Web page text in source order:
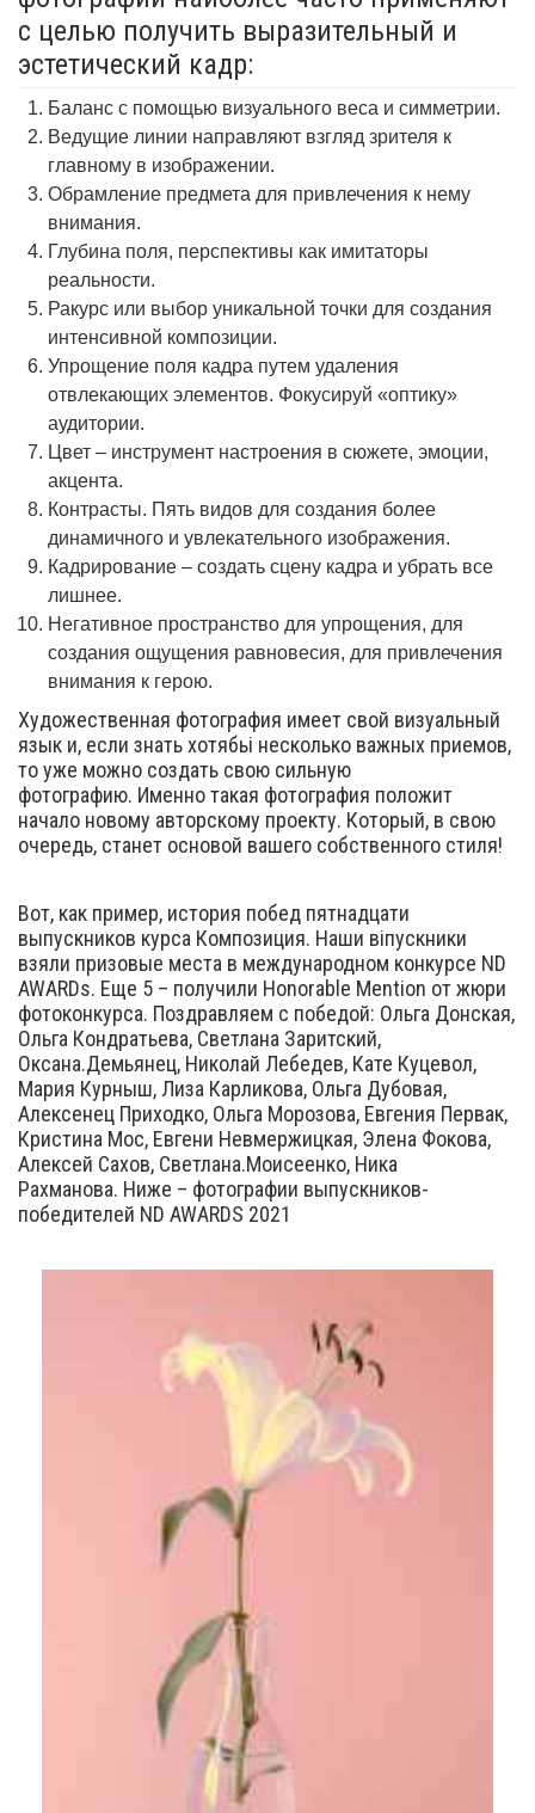
с целью получить выразительный и
эстетический кадр:
Баланс с помощью визуального веса и симметрии.
Ведущие линии направляют взгляд зрителя к
главному в изображении.
Обрамление предмета для привлечения к нему
внимания.
Глубина поля, перспективы как имитаторы
реальности.
Ракурс или выбор уникальной точки для создания
интенсивной композиции.
Упрощение поля кадра путем удаления
отвлекающих элементов. Фокусируй «оптику»
аудитории.
Цвет – инструмент настроения в сюжете, эмоции,
акцента.
Контрасты. Пять видов для создания более
динамичного и увлекательного изображения.
Кадрирование – создать сцену кадра и убрать все
лишнее.
Негативное пространство для упрощения, для
создания ощущения равновесия, для привлечения
внимания к герою.
Художественная фотография имеет свой визуальный
язык и, если знать хотябьі несколько важных приемов,
то уже можно создать свою сильную
фотографию. Именно такая фотография положит
начало новому авторскому проекту. Который, в свою
очередь, станет основой вашего собственного стиля!
Вот, как пример, история побед пятнадцати
выпускников курса Композиция. Наши віпускники
взяли призовые места в международном конкурсе ND
AWARDs. Еще 5 – получили Honorable Mention от жюри
фотоконкурса. Поздравляем с победой: Ольга Донская,
Ольга Кондратьева, Светлана Заритский,
Оксана.Демьянец, Николай Лебедев, Кате Куцевол,
Мария Курныш, Лиза Карликова, Ольга Дубовая,
Алексенец Приходко, Ольга Морозова, Евгения Первак,
Кристина Мос, Евгени Невмержицкая, Элена Фокова,
Алексей Сахов, Светлана.Моисеенко, Ника
Рахманова. Ниже – фотографии выпускников-
победителей ND AWARDS 2021